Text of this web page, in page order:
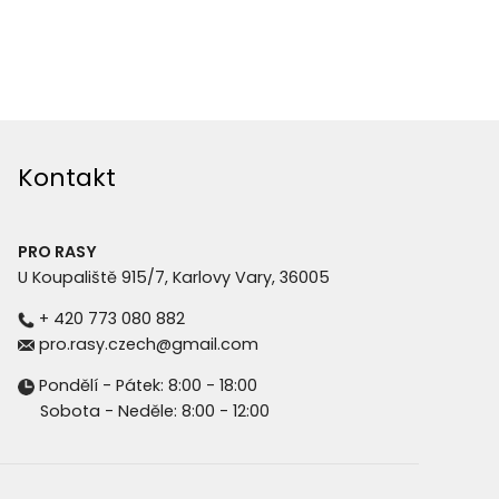
Kontakt
PRO RASY
U Koupaliště 915/7, Karlovy Vary, 36005
+ 420 773 080 882
pro.rasy.czech@gmail.com
Pondělí - Pátek: 8:00 - 18:00
Sobota - Neděle: 8:00 - 12:00